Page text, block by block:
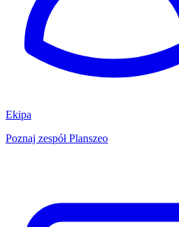
Ekipa
Poznaj zespół Planszeo